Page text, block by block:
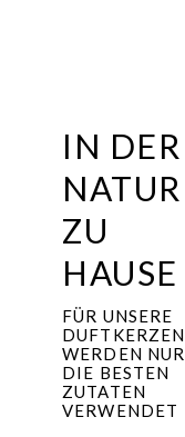
IN DER
NATUR
ZU
HAUSE
FÜR UNSERE
DUFTKERZEN
WERDEN NUR
DIE BESTEN
ZUTATEN
VERWENDET